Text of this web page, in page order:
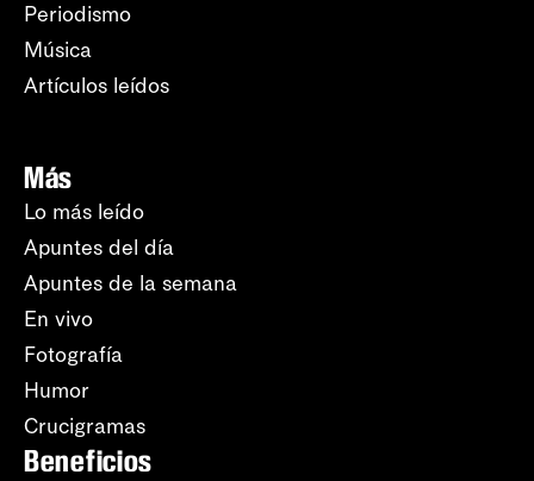
Periodismo
Música
Artículos leídos
Más
Lo más leído
Apuntes del día
Apuntes de la semana
En vivo
Fotografía
Humor
Crucigramas
Beneficios